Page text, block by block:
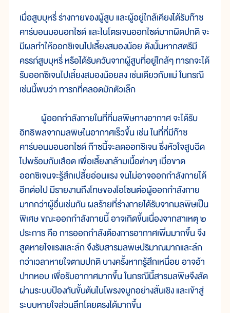
เมื่อสูบบุหรี่ ร่างกายของผู้สูบ และผู้อยู่ใกล้เคียงได้รับก๊าซ
คาร์บอนมอนอกไซด์ และไนโตรเจนออกไซด์มากผิดปกติ จะ
มีผลทำให้ออกซิเจนไปเลี้ยงสมองน้อย ดังนั้นหากสตรีมี
ครรภ์สูบบุหรี่ หรือได้รับควันจากผู้สูบที่อยู่ใกล้ๆ ทารกจะได้
รับออกซิเจนไปเลี้ยงสมองน้อยลง เช่นเดียวกับแม่ ในกรณี
เช่นนี้พบว่า ทารกที่คลอดมักตัวเล็ก
ผู้ออกกำลังกายในที่ที่มลพิษทางอากาศ จะได้รับ
อิทธิพลจากมลพิษในอากาศเร็วขึ้น เช่น ในที่ที่มีก๊าซ
คาร์บอนมอนอกไซด์ ก๊าซนี้จะลดออกซิเจน ซึ่งหัวใจสูบฉีด
ไปพร้อมกับเลือด เพื่อเลี้ยงกล้ามเนื้อต่างๆ เมื่อขาด
ออกซิเจนจะรู้สึกเปลี้ยอ่อนแรง จนไม่อาจออกกำลังกายได้
อีกต่อไป มีรายงานถึงโทษของโอโซนต่อผู้ออกกำลังกาย
มากกว่าผู้อื่นเช่นกัน ผลร้ายที่ร่างกายได้รับจากมลพิษเป็น
พิเศษ ขณะออกกำลังกายนี้ อาจเกิดขึ้นเนื่องจากสาเหตุ ๒
ประการ คือ การออกกำลังต้องการอากาศเพิ่มมากขึ้น จึง
สูดหายใจแรงและลึก จึงรับสารมลพิษปริมาณมากและลึก
กว่าเวลาหายใจตามปกติ บางครั้งหากรู้สึกเหนื่อย อาจอ้า
ปากหอบ เพื่อรับอากาศมากขึ้น ในกรณีนี้สารมลพิษจึงลัด
ผ่านระบบป้องกันขั้นต้นในโพรงจมูกอย่างสิ้นเชิง และเข้าสู่
ระบบหายใจส่วนลึกโดยตรงได้มากขึ้น